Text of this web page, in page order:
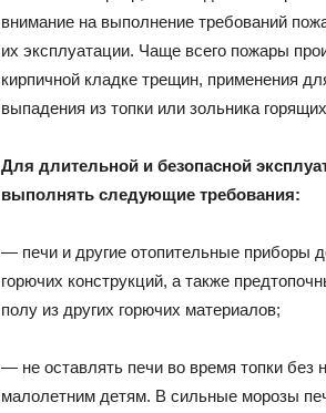
внимание на выполнение требований
их эксплуатации. Чаще всего пожары
кирпичной кладке трещин, применения
выпадения из топки или зольника
Для длительной и безопасной
выполнять следующие требования:
— печи и другие отопительные приборы
горючих конструкций, а также
полу из других горючих материалов;
— не оставлять печи во время топки без
малолетним детям. В сильные морозы